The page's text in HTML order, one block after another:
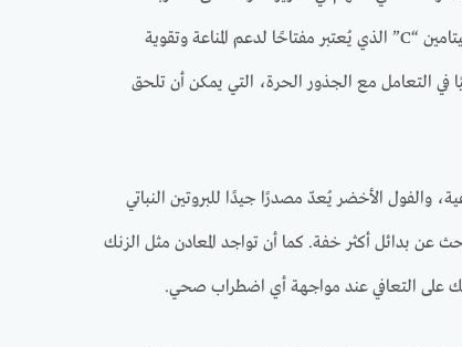
الميكروبات والحفاظ على صحتك الداخلية. يُعرف الفول الأخضر باحتوائه على فيتامينات ضرورية، منها فيتامين “C” الذي يُعتبر مفتاحًا لدعم المناعة وتقوية
في التعامل مع الجذور الحرة، التي يمكن أن تلحق
والفول الأخضر يُعدّ مصدرًا جيدًا للبروتين النباتي
عن بدائل أكثر خفة. كما أن تواجد المعادن مثل الزنك
على التعافي عند مواجهة أي اضطراب صحي.